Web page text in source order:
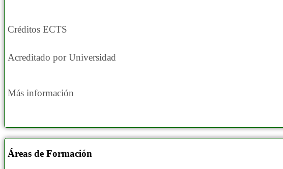
Créditos ECTS
Acreditado por Universidad
Más información
Áreas de Formación